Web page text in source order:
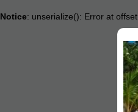
Notice: unserialize(): Error at